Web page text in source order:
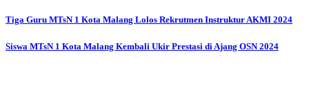
Tiga Guru MTsN 1 Kota Malang Lolos Rekrutmen Instruktur AKMI 2024
Siswa MTsN 1 Kota Malang Kembali Ukir Prestasi di Ajang OSN 2024